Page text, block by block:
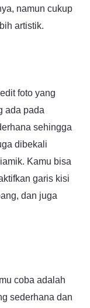
namun cukup
artistik.
foto yang
ada pada
sehingga
dibekali
Kamu bisa
garis kisi
dan juga
coba adalah
sederhana dan